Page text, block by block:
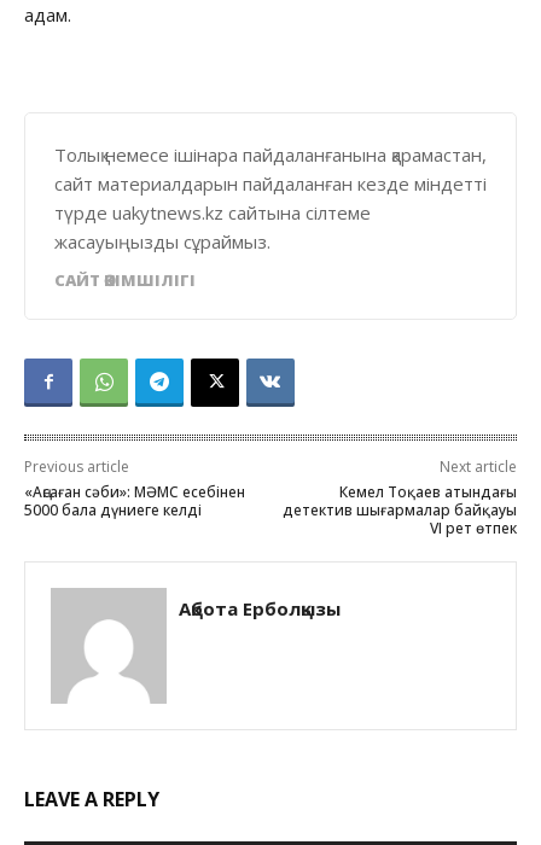
адам.
Толық немесе ішінара пайдаланғанына қарамастан,
сайт материалдарын пайдаланған кезде міндетті
түрде uakytnews.kz сайтына сілтеме
жасауыңызды сұраймыз.
САЙТ ӘКІМШІЛІГІ
Previous article
«Аңсаған сәби»: МӘМС есебінен
5000 бала дүниеге келді
Next article
Кемел Тоқаев атындағы
детектив шығармалар байқауы
VI рет өтпек
Ақбота Ерболқызы
LEAVE A REPLY